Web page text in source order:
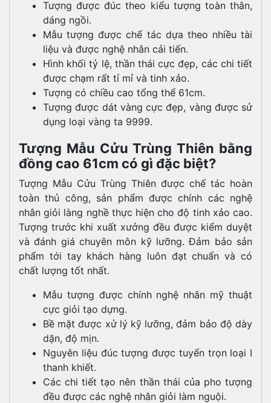
Tượng được đúc theo kiểu tượng toàn thân,
dáng ngồi.
Mẫu tượng được chế tác dựa theo nhiều tài
liệu và được nghệ nhân cải tiến.
Hình khối tỷ lệ, thần thái cực đẹp, các chi tiết
được chạm rất tỉ mỉ và tinh xảo.
Tượng có chiều cao tổng thể 61cm.
Tượng được dát vàng cực đẹp, vàng được sử
dụng loại vàng ta 9999.
Tượng Mẫu Cửu Trùng Thiên bằng
đồng cao 61cm có gì đặc biệt?
Tượng Mẫu Cửu Trùng Thiên được chế tác hoàn
toàn thủ công, sản phẩm được chính các nghệ
nhân giỏi làng nghề thực hiện cho độ tinh xảo cao.
Tượng trước khi xuất xưởng đều được kiểm duyệt
và đánh giá chuyên môn kỹ lưỡng. Đảm bảo sản
phẩm tới tay khách hàng luôn đạt chuẩn và có
chất lượng tốt nhất.
Mẫu tượng được chính nghệ nhân mỹ thuật
cực giỏi tạo dựng.
Bề mặt được xử lý kỹ lưỡng, đảm bảo độ dày
dặn, độ mịn.
Nguyên liệu đúc tượng được tuyển trọn loại I
thanh khiết.
Các chi tiết tạo nên thần thái của pho tượng
đều được các nghệ nhân giỏi làm nguội.